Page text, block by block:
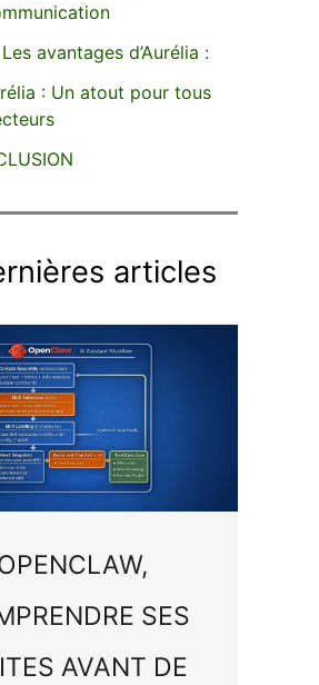
avantages d’Aurélia :
: Un atout pour tous
articles
SES
AVANT DE